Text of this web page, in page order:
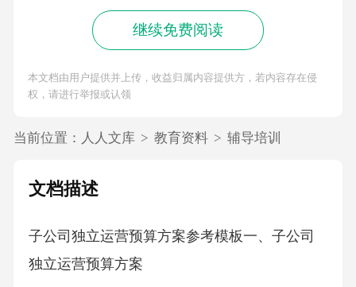
继续免费阅读
本文档由用户提供并上传，收益归属内容提供方，若内容存在侵
权，请进行举报或认领
当前位置： 人人文库 > 教育资料 > 辅导培训
文档描述
子公司独立运营预算方案参考模板一、子公司
独立运营预算方案